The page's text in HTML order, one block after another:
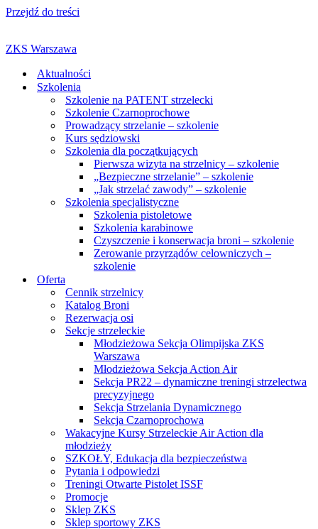
Przejdź do treści
ZKS Warszawa
Aktualności
Szkolenia
Szkolenie na PATENT strzelecki
Szkolenie Czarnoprochowe
Prowadzący strzelanie – szkolenie
Kurs sędziowski
Szkolenia dla początkujących
Pierwsza wizyta na strzelnicy – szkolenie
„Bezpieczne strzelanie” – szkolenie
„Jak strzelać zawody” – szkolenie
Szkolenia specjalistyczne
Szkolenia pistoletowe
Szkolenia karabinowe
Czyszczenie i konserwacja broni – szkolenie
Zerowanie przyrządów celowniczych –
szkolenie
Oferta
Cennik strzelnicy
Katalog Broni
Rezerwacja osi
Sekcje strzeleckie
Młodzieżowa Sekcja Olimpijska ZKS
Warszawa
Młodzieżowa Sekcja Action Air
Sekcja PR22 – dynamiczne treningi strzelectwa
precyzyjnego
Sekcja Strzelania Dynamicznego
Sekcja Czarnoprochowa
Wakacyjne Kursy Strzeleckie Air Action dla
młodzieży
SZKOŁY, Edukacja dla bezpieczeństwa
Pytania i odpowiedzi
Treningi Otwarte Pistolet ISSF
Promocje
Sklep ZKS
Sklep sportowy ZKS